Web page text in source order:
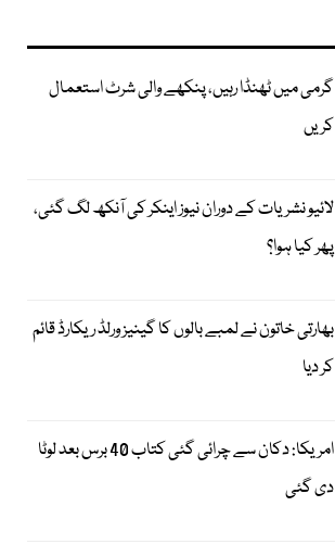
گرمی میں ٹھنڈا رہیں، پنکھے والی شرٹ استعمال
کریں
لائیو نشریات کے دوران نیوز اینکر کی آنکھ لگ گئی،
پھر کیا ہوا؟
بھارتی خاتون نے لمبے بالوں کا گینیز ورلڈ ریکارڈ قائم
کر دیا
امریکا: دکان سے چرائی گئی کتاب 40 برس بعد لوٹا
دی گئی